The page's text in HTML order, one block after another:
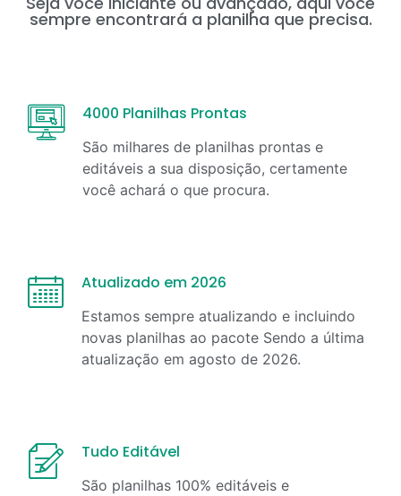
sempre encontrará a planilha que precisa.
4000 Planilhas Prontas
São milhares de planilhas prontas e
editáveis a sua disposição, certamente
você achará o que procura.
Atualizado em 2026
Estamos sempre atualizando e incluindo
novas planilhas ao pacote Sendo a última
atualização em agosto de 2026.
Tudo Editável
São planilhas 100% editáveis e